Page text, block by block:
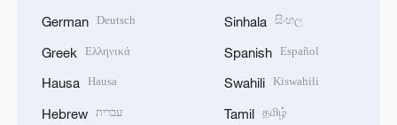
German Deutsch
Greek Ελληνικά
Hausa Hausa
Hebrew עברית
Sinhala සිංහල
Spanish Español
Swahili Kiswahili
Tamil தமிழ்